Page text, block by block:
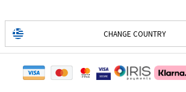
CHANGE COUNTRY